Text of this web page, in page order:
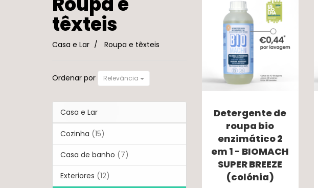
têxteis
Roupa
têxteis
Casa e Lar Roupa e têxteis
Ordenar por Relevância
Casa e Lar
Cozinha (15)
Casa de banho (7)
Exteriores (12)
Detergente de
roupa bio
enzimático 2
em 1 - BIOMACH
SUPER BREEZE
(colónia)